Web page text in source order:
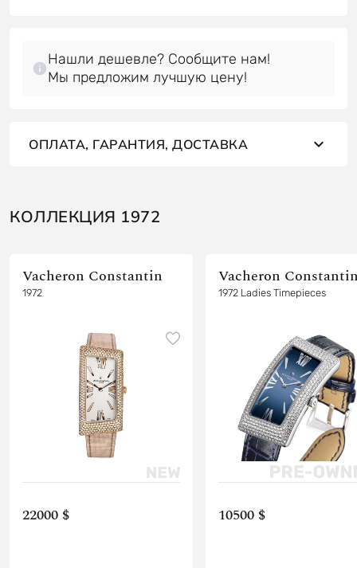
Нашли дешевле? Сообщите нам!
Мы предложим лучшую цену!
ОПЛАТА, ГАРАНТИЯ, ДОСТАВКА
КОЛЛЕКЦИЯ 1972
Vacheron Constantin
1972
22000 $
Vacheron
1972 Ladies Timepieces
10500 $